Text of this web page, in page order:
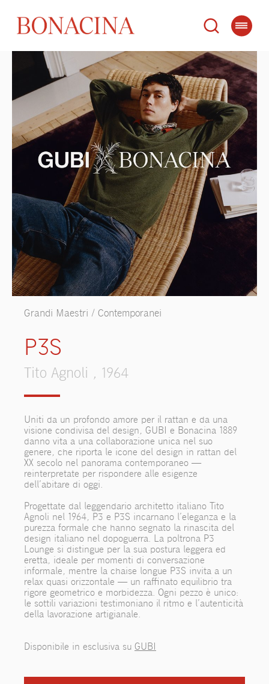
Grandi Maestri / Contemporanei
P3S
Tito Agnoli , 1964
Uniti da un profondo amore per il rattan e da una
visione condivisa del design, GUBI e Bonacina 1889
danno vita a una collaborazione unica nel suo
genere, che riporta le icone del design in rattan del
XX secolo nel panorama contemporaneo —
reinterpretate per rispondere alle esigenze
dell’abitare di oggi.
Progettate dal leggendario architetto italiano Tito
Agnoli nel 1964, P3 e P3S incarnano l’eleganza e la
purezza formale che hanno segnato la rinascita del
design italiano nel dopoguerra. La poltrona P3
Lounge si distingue per la sua postura leggera ed
eretta, ideale per momenti di conversazione
informale, mentre la chaise longue P3S invita a un
relax quasi orizzontale — un raffinato equilibrio tra
rigore geometrico e morbidezza. Ogni pezzo è unico:
le sottili variazioni testimoniano il ritmo e l’autenticità
della lavorazione artigianale.
Disponibile in esclusiva su GUBI